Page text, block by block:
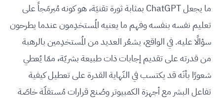
ما يجعل ChatGPT بمثابة ثورة تقنيَة، هو كونه مُبرمَجاً على
تعليم نفسه بنفسه وفهم ما يعنيه المُستخدِمون عندما يطرحون
سؤالًا عليه. في الواقع، يشعُر العديد من المُستخدِمين بالرهبة
من قدرته على تقديم إجابات ذات طبيعة بشريّة، ممّا يُعطي
شعورًا بأنَه قد يكتسب في النّهاية القدرة على تعطيل كيفية
تفاعل البشر مع أجهزة الكمبيوتر وصُنع قرارات مُستقلّة خاصّة